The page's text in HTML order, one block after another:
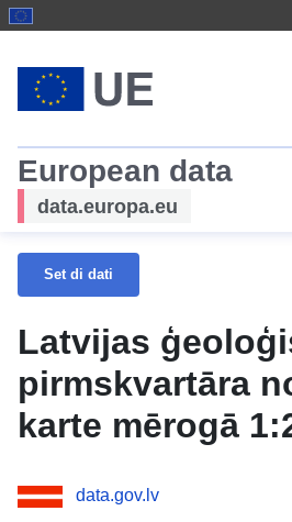
European data
data.europa.eu
Set di dati
Latvijas
pirmskvartāra
karte mērogā
data.gov.lv